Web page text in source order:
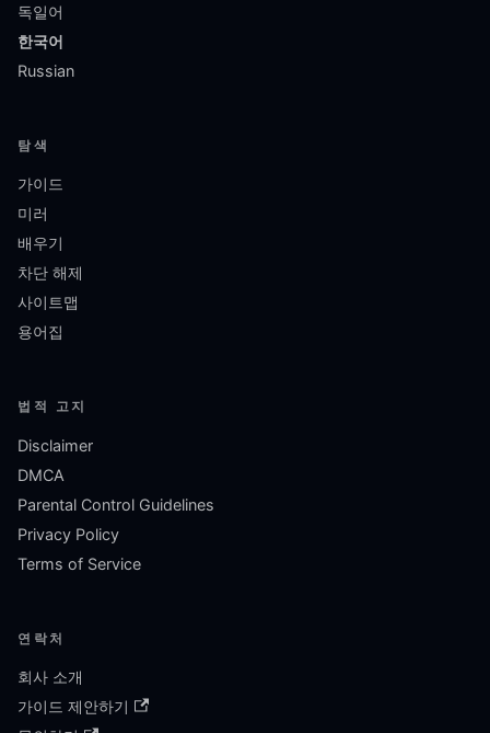
독일어
한국어
Russian
탐색
가이드
미러
배우기
차단 해제
사이트맵
용어집
법적 고지
Disclaimer
DMCA
Parental Control Guidelines
Privacy Policy
Terms of Service
연락처
회사 소개
가이드 제안하기